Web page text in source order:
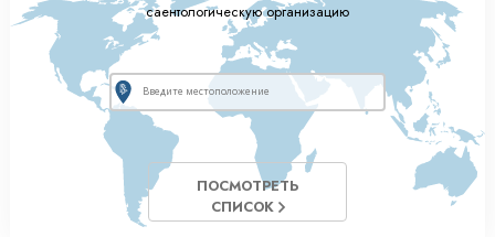
саентологическую организацию
ПОСМОТРЕТЬ
СПИСОК